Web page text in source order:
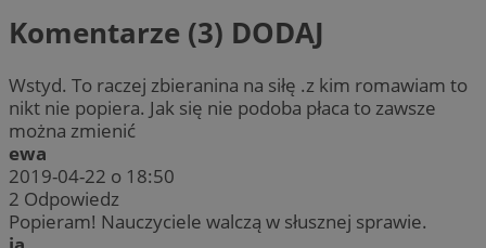
Komentarze (3) DODAJ
Wstyd. To raczej zbieranina na siłę .z kim romawiam to
nikt nie popiera. Jak się nie podoba płaca to zawsze
można zmienić
ewa
2019-04-22 o 18:50
2 Odpowiedz
Popieram! Nauczyciele walczą w słusznej sprawie.